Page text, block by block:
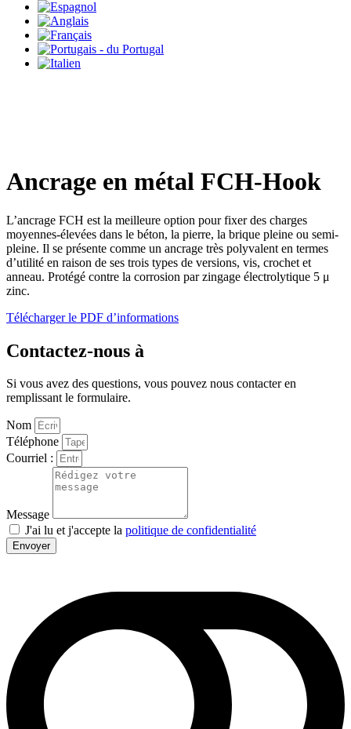
Ancrage en métal FCH-Hook
L’ancrage FCH est la meilleure option pour fixer des charges
moyennes-élevées dans le béton, la pierre, la brique pleine ou semi-
pleine. Il se présente comme un ancrage très polyvalent en termes
d’utilité en raison de ses trois types de versions, vis, crochet et
anneau. Protégé contre la corrosion par zingage électrolytique 5 μ
zinc.
Télécharger le PDF d’informations
Contactez-nous à
Si vous avez des questions, vous pouvez nous contacter en
remplissant le formulaire.
Nom
Téléphone
Courriel :
Message
J'ai lu et j'accepte la politique de confidentialité
Envoyer